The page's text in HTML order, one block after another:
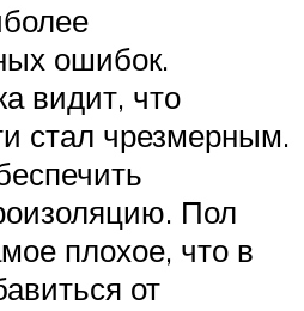
ошибок.
видит, что
стал чрезмерным.
Пол
плохое, что в
от